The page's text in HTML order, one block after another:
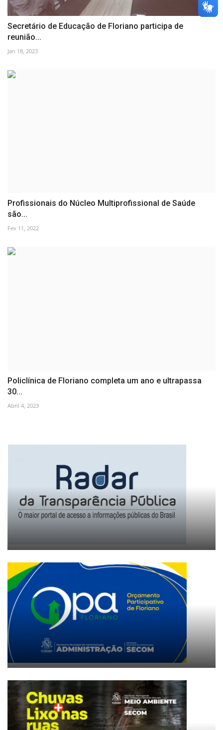
Secretário de Educação de Floriano participa de
reunião...
Jan 18, 2023
Profissionais do Núcleo Multiprofissional de Saúde
são...
Fev 11, 2022
Policlínica de Floriano completa um ano e ultrapassa
30...
Abril 4, 2023